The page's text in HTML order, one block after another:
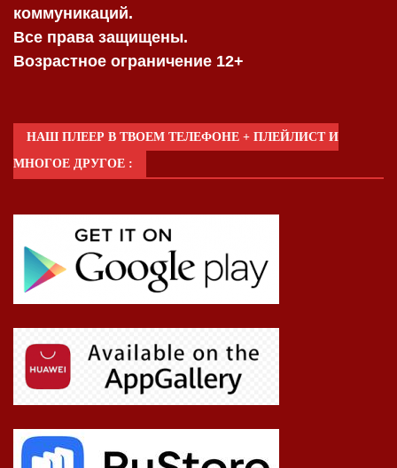
коммуникаций.
Все права защищены.
Возрастное ограничение 12+
НАШ ПЛЕЕР В ТВОЕМ ТЕЛЕФОНЕ + ПЛЕЙЛИСТ И
МНОГОЕ ДРУГОЕ :